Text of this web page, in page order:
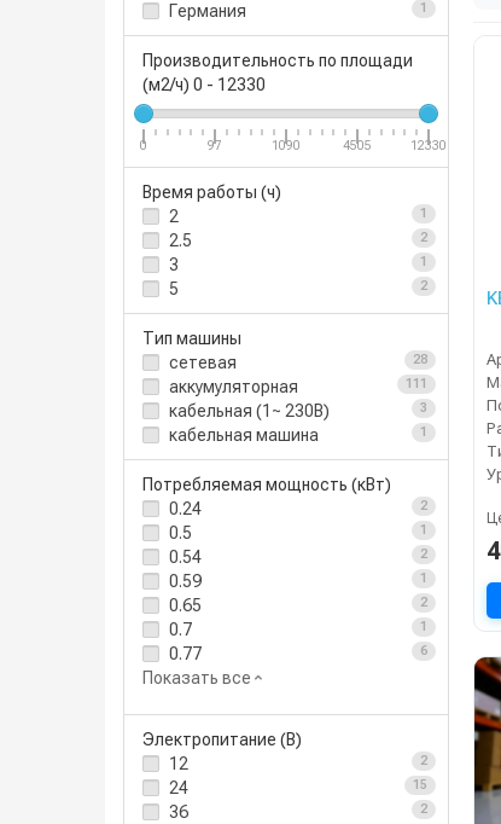
Германия 1
Производительность по площади
(м2/ч) 0 - 12330
0 97 1090 4505 12330
Время работы (ч)
2
1
2.5 2
3 1
5 2
Тип машины
сетевая
28
аккумуляторная 111
кабельная (1~ 230В) 3
кабельная машина 1
Потребляемая мощность (кВт)
0.24
2
0.5 1
0.54 2
0.59 1
0.65 2
0.7 1
0.77 6
Показать все
Электропитание (В)
12
2
24 15
36 2